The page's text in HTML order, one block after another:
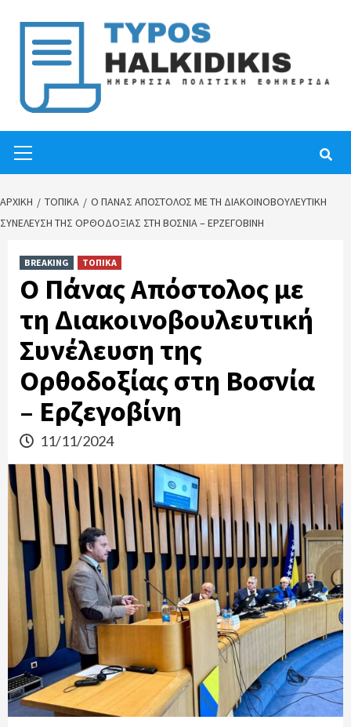
content
Menu
ΑΡΧΙΚΉ ΤΟΠΙΚΑ
Ο ΠΆΝΑΣ ΑΠΌΣΤΟΛΟΣ ΜΕ ΤΗ ΔΙΑΚΟΙΝΟΒΟΥΛΕΥΤΙΚΉ
ΣΥΝΈΛΕΥΣΗ ΤΗΣ ΟΡΘΟΔΟΞΊΑΣ ΣΤΗ ΒΟΣΝΊΑ – ΕΡΖΕΓΟΒΊΝΗ
BREAKING ΤΟΠΙΚΑ
Ο Πάνας Απόστολος με
τη Διακοινοβουλευτική
Συνέλευση της
Ορθοδοξίας στη Βοσνία
– Ερζεγοβίνη
11/11/2024